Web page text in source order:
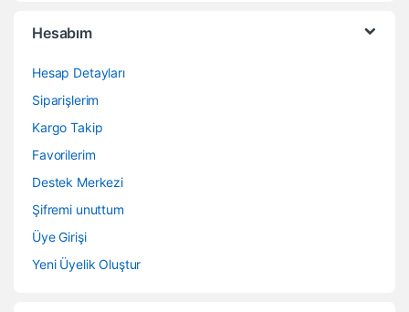
Hesabım
Hesap Detayları
Siparişlerim
Kargo Takip
Favorilerim
Destek Merkezi
Şifremi unuttum
Üye Girişi
Yeni Üyelik Oluştur